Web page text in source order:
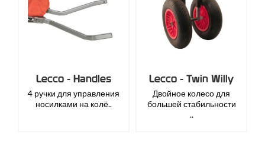
Lecco - Handles
4 ручки для управления
носилками на колё..
Lecco - Twin Willy
Двойное колесо для
большей стабильности
..